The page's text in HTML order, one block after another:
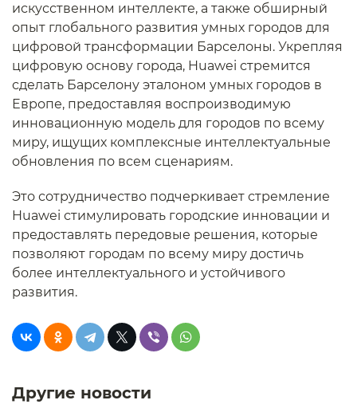
искусственном интеллекте, а также обширный
опыт глобального развития умных городов для
цифровой трансформации Барселоны. Укрепляя
цифровую основу города, Huawei стремится
сделать Барселону эталоном умных городов в
Европе, предоставляя воспроизводимую
инновационную модель для городов по всему
миру, ищущих комплексные интеллектуальные
обновления по всем сценариям.
Это сотрудничество подчеркивает стремление
Huawei стимулировать городские инновации и
предоставлять передовые решения, которые
позволяют городам по всему миру достичь
более интеллектуального и устойчивого
развития.
Другие новости